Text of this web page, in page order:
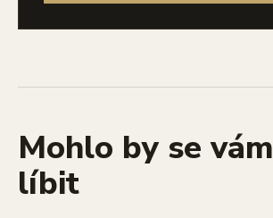
Mohlo by se vám
líbit